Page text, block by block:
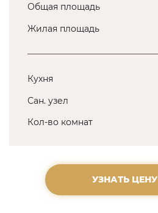
Общая площадь
Жилая площадь
Кухня
Сан. узел
Кол-во комнат
УЗНАТЬ ЦЕНУ